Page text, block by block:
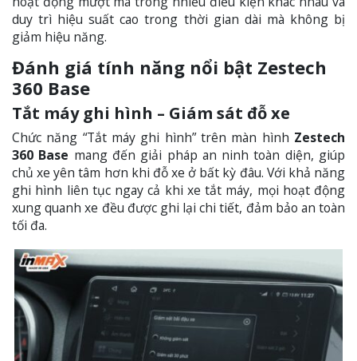
duy trì hiệu suất cao trong thời gian dài mà không bị
giảm hiệu năng.
Đánh giá tính năng nổi bật Zestech
360 Base
Tắt máy ghi hình – Giám sát đỗ xe
Chức năng “Tắt máy ghi hình” trên màn hình Zestech
360 Base mang đến giải pháp an ninh toàn diện, giúp
chủ xe yên tâm hơn khi đỗ xe ở bất kỳ đâu. Với khả năng
ghi hình liên tục ngay cả khi xe tắt máy, mọi hoạt động
xung quanh xe đều được ghi lại chi tiết, đảm bảo an toàn
tối đa.